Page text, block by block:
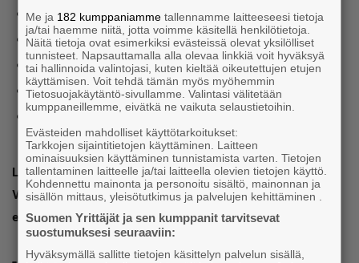
Mitä joukkueelta edellytetään:
Vähintään 2 hlö, joukkuiden henkilöiden ylärajaa ei ole
Vähintään 15-vuoden ikä
Nopeutta tärkeämpää on hyvä fiilis ja heittäytymiskyky
Rata on n. 5 km pitkä ja sisältää n. 13-17 erilaista estettä
(liian rajut esteet voi tarvittaessa kiertää).
Liput juoksuun ovat nyt myynnissä, toimi siis nopeasti.
Vaikka olemme lisänneet lippujen määrää, on ne myyty
ennenkin loppuun ennätysajassa!
Me ja 182 kumppaniamme tallennamme laitteeseesi tietoja
ja/tai haemme niitä, jotta voimme käsitellä henkilötietoja.
Näitä tietoja ovat esimerkiksi evästeissä olevat yksilölliset
tunnisteet. Napsauttamalla alla olevaa linkkiä voit hyväksyä
tai hallinnoida valintojasi, kuten kieltää oikeutettujen etujen
käyttämisen. Voit tehdä tämän myös myöhemmin
Tietosuojakäytäntö-sivullamme. Valintasi välitetään
kumppaneillemme, eivätkä ne vaikuta selaustietoihin.
Evästeiden mahdolliset käyttötarkoitukset:
Tarkkojen sijaintitietojen käyttäminen. Laitteen
ominaisuuksien käyttäminen tunnistamista varten. Tietojen
tallentaminen laitteelle ja/tai laitteella olevien tietojen käyttö.
Kohdennettu mainonta ja personoitu sisältö, mainonnan ja
sisällön mittaus, yleisötutkimus ja palvelujen kehittäminen .
Suomen Yrittäjät ja sen kumppanit tarvitsevat
suostumuksesi seuraaviin:
Hyväksymällä sallitte tietojen käsittelyn palvelun sisällä,